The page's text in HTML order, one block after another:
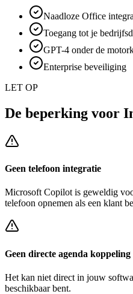
Naadloze Office
Toegang tot je
GPT-4 onder de
Enterprise beveiliging
LET OP
De beperking voor
Geen telefoon integratie
Microsoft Copilotis geweldig
telefoon opnemen als een klant
Geen directe agenda koppeling
Het kan niet direct in jouw
beschikbaar bent.